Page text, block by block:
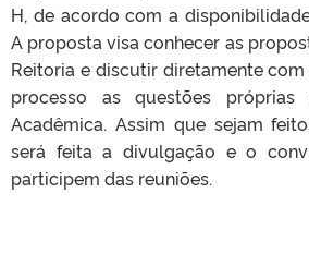
H, de acordo com a
A proposta visa conhecer as
Reitoria e discutir diretamente
processo as questões próprias
Acadêmica. Assim que sejam
será feita a divulgação e o
participem das reuniões.